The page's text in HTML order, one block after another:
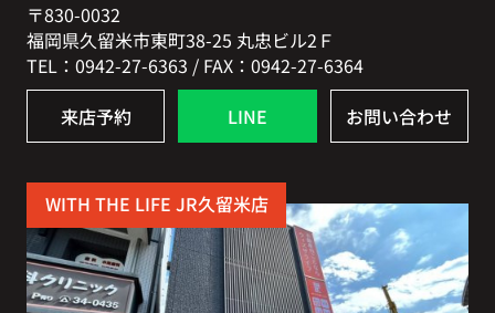
〒830-0032
福岡県久留米市東町38-25 丸忠ビル2Ｆ
TEL：0942-27-6363 / FAX：0942-27-6364
来店予約 LINE お問い合わせ
WITH THE LIFE JR久留米店